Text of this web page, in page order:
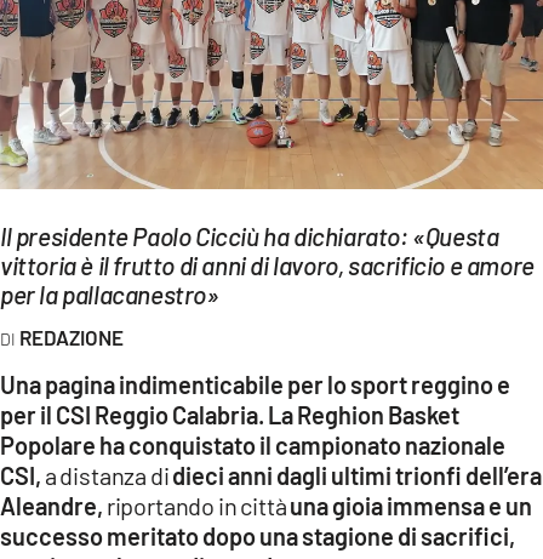
ECONOMIA E LAVORO
EVENTI
SPORT
Streaming
LAC TV
LAC NETWORK
LAC ONAIR
LaC
Network
LACPLAY.IT
LACTV.IT
Il presidente Paolo Cicciù ha dichiarato: «Questa
vittoria è il frutto di anni di lavoro, sacrificio e amore
per la pallacanestro»
REDAZIONE
Una pagina indimenticabile per lo sport reggino e
per il CSI Reggio Calabria. La Reghion Basket
Popolare ha conquistato il campionato nazionale
CSI, a distanza didieci anni dagli ultimi trionfi dell’era
Aleandre, riportando in cittàuna gioia immensa e un
successo meritato dopo una stagione di sacrifici,